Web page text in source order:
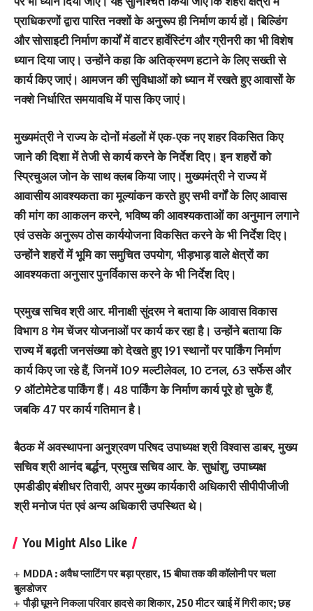
प्राधिकरणों द्वारा पारित नक्शों के अनुरूप ही निर्माण कार्य हों। बिल्डिंग
और सोसाइटी निर्माण कार्यों में वाटर हार्वेस्टिंग और ग्रीनरी का भी विशेष
ध्यान दिया जाए। उन्होंने कहा कि अतिक्रमण हटाने के लिए सख्ती से
कार्य किए जाएं। आमजन की सुविधाओं को ध्यान में रखते हुए आवासों के
नक्शे निर्धारित समयावधि में पास किए जाएं।
मुख्यमंत्री ने राज्य के दोनों मंडलों में एक-एक नए शहर विकसित किए
जाने की दिशा में तेजी से कार्य करने के निर्देश दिए। इन शहरों को
स्प्रिचुअल जोन के साथ क्लब किया जाए। मुख्यमंत्री ने राज्य में
आवासीय आवश्यकता का मूल्यांकन करते हुए सभी वर्गों के लिए आवास
की मांग का आकलन करने, भविष्य की आवश्यकताओं का अनुमान लगाने
एवं उसके अनुरूप ठोस कार्ययोजना विकसित करने के भी निर्देश दिए।
उन्होंने शहरों में भूमि का समुचित उपयोग, भीड़भाड़ वाले क्षेत्रों का
आवश्यकता अनुसार पुनर्विकास करने के भी निर्देश दिए।
प्रमुख सचिव श्री आर. मीनाक्षी सुंदरम ने बताया कि आवास विकास
विभाग 8 गेम चेंजर योजनाओं पर कार्य कर रहा है। उन्होंने बताया कि
राज्य में बढ़ती जनसंख्या को देखते हुए 191 स्थानों पर पार्किंग निर्माण
कार्य किए जा रहे हैं, जिनमें 109 मल्टीलेवल, 10 टनल, 63 सर्फेस और
9 ऑटोमेटेड पार्किंग हैं। 48 पार्किंग के निर्माण कार्य पूरे हो चुके हैं,
जबकि 47 पर कार्य गतिमान है।
बैठक में अवस्थापना अनुश्रवण परिषद उपाध्यक्ष श्री विश्वास डाबर, मुख्य
सचिव श्री आनंद बर्द्धन, प्रमुख सचिव आर. के. सुधांशु, उपाध्यक्ष
एमडीडीए बंशीधर तिवारी, अपर मुख्य कार्यकारी अधिकारी सीपीपीजीजी
श्री मनोज पंत एवं अन्य अधिकारी उपस्थित थे।
You Might Also Like
MDDA : अवैध प्लाटिंग पर बड़ा प्रहार, 15 बीघा तक की कॉलोनी पर चला
बुलडोजर
पौड़ी घूमने निकला परिवार हादसे का शिकार, 250 मीटर खाई में गिरी कार; छह